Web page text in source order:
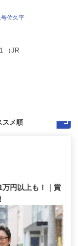
佐久平
（JR
万円以上も！｜賞